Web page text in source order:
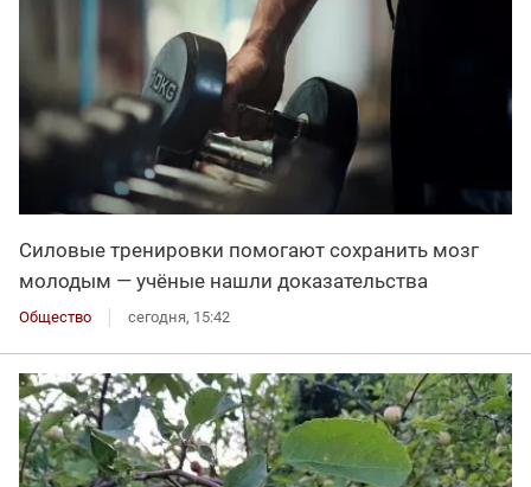
Силовые тренировки помогают сохранить мозг
молодым — учёные нашли доказательства
Общество сегодня, 15:42